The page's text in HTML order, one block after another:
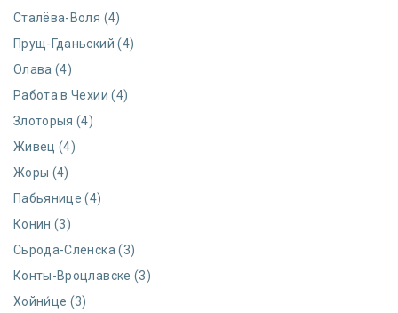
Сталёва-Воля (4)
Прущ-Гданьский (4)
Олава (4)
Работа в Чехии (4)
Злоторыя (4)
Живец (4)
Жоры (4)
Пабьянице (4)
Конин (3)
Сьрода-Слёнска (3)
Конты-Вроцлавске (3)
Хойни́це (3)